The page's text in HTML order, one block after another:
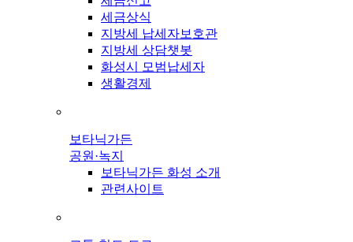
세금상식
지방세 납세자보호관
지방세 상담챗봇
화성시 모범납세자
생활경제
보타닉가든
공원·녹지
보타닉가든 화성 소개
관련사이트